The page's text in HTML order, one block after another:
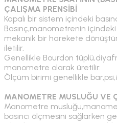
ÇALIŞMA PRENSİBİ
Kapalı bir sistem içindeki
Basınç,manometrenin
mekanik bir harekete
iletilir.
Genellikle Bourdon
manometre olarak üretilir.
Ölçüm birimi genellikle
MANOMETRE MUSLUĞU VE
Manometre
basıncı ölçmesini sağlarken